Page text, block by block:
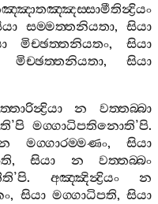
සම‍්මත‍්තනියතා, සියා
මිච‍්ඡත‍්තනියතං, සියා
මිච‍්ඡත‍්තනියතා,සියා
න
වත‍්තබ‍්බා
’පි මග‍්ගාධිපතිනොති’පි.
මග‍්ගාරම‍්මණං, සියා
,සියා න
වත‍්තබ‍්බං
’පි. අඤ‍්ඤින්‍ද්‍රියං
න
, සියා මග‍්ගාධිපති,සියා